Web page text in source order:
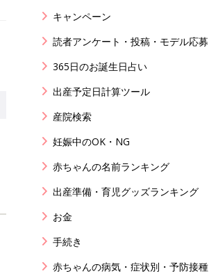
キャンペーン
読者アンケート・投稿・モデル応募
365日のお誕生日占い
出産予定日計算ツール
産院検索
妊娠中のOK・NG
赤ちゃんの名前ランキング
出産準備・育児グッズランキング
お金
手続き
赤ちゃんの病気・症状別・予防接種